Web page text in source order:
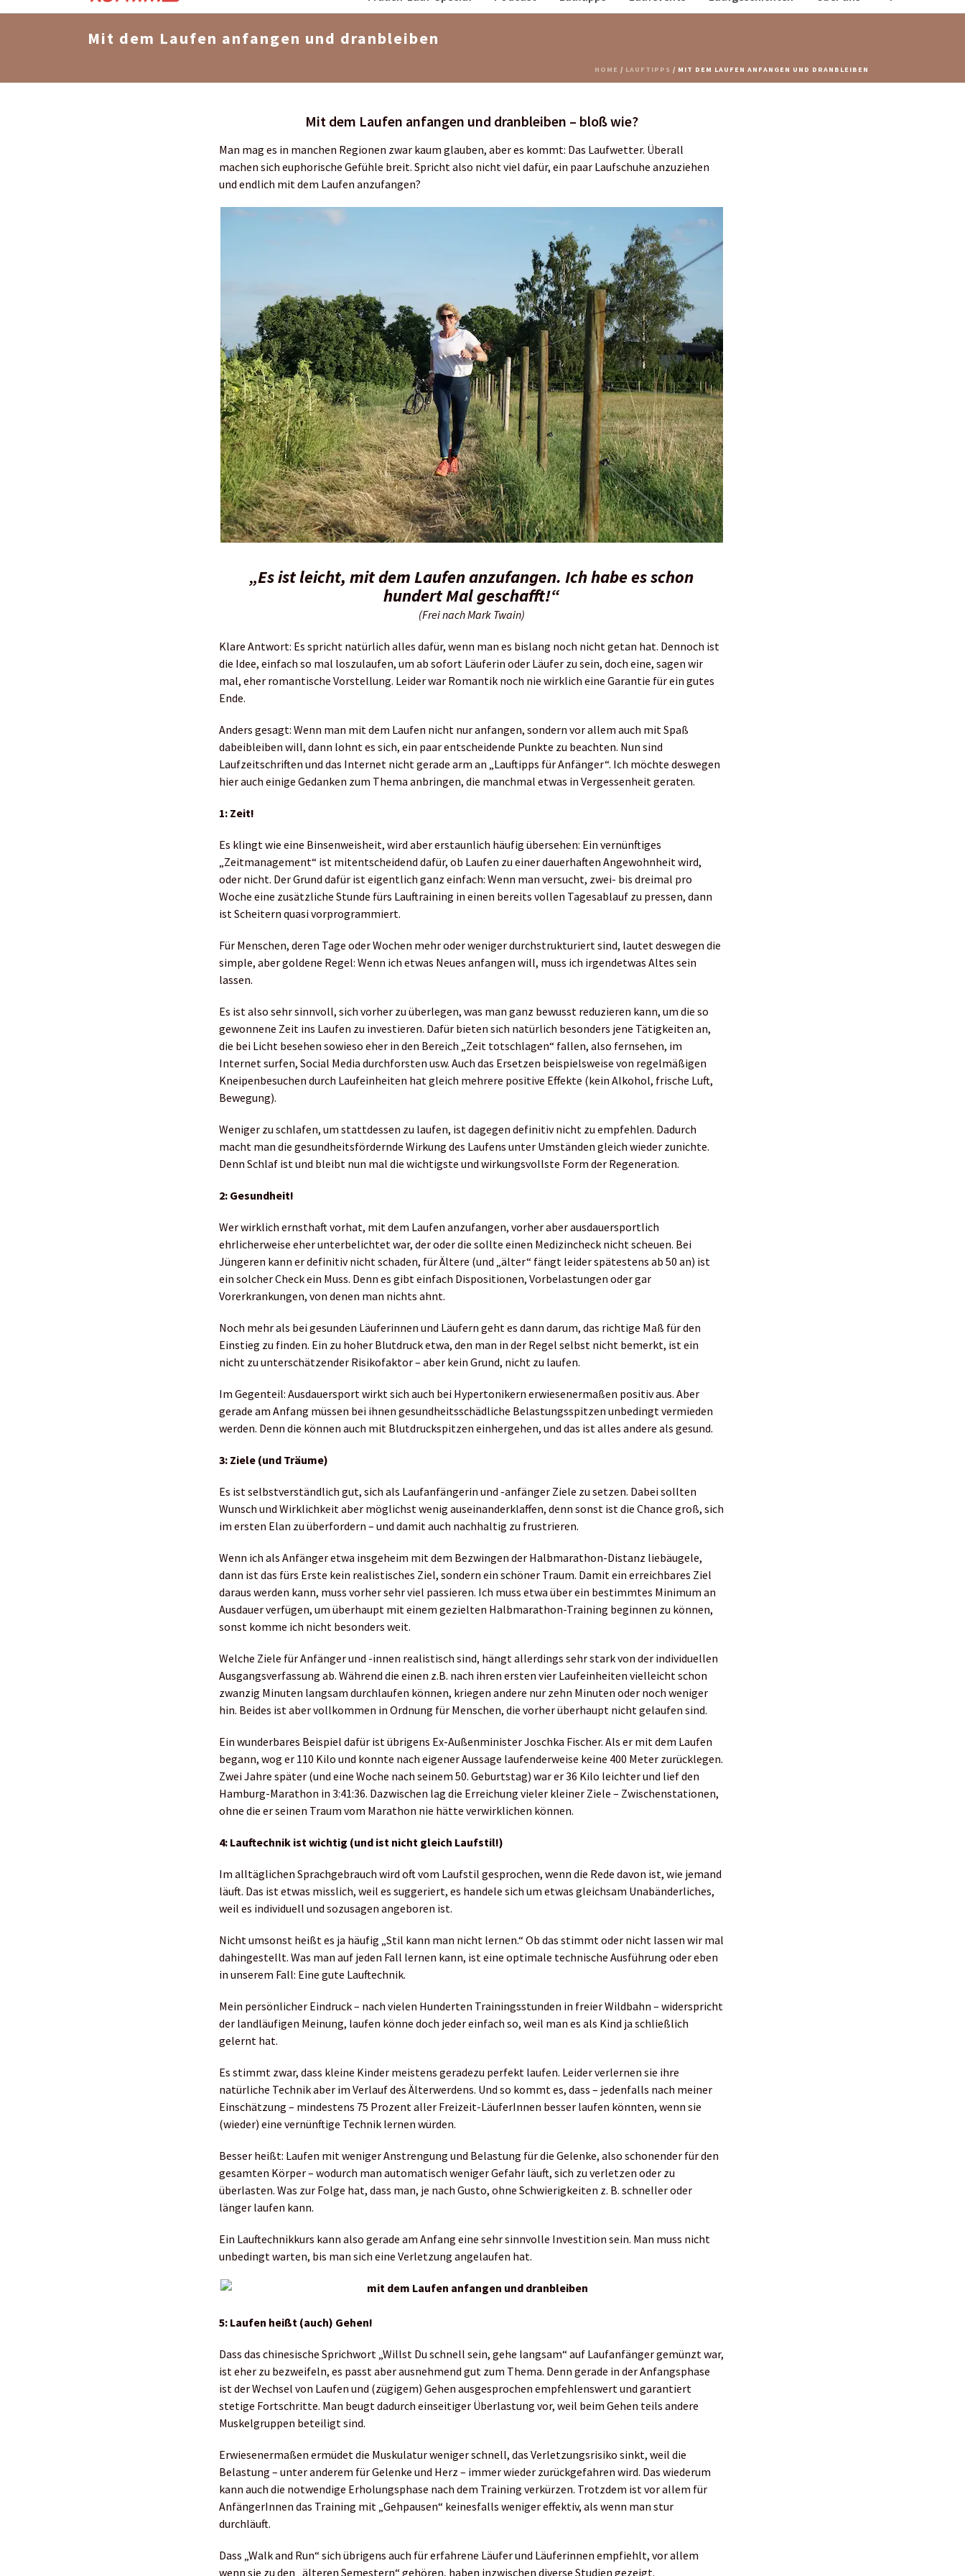
Mit dem Laufen anfangen und dranbleiben
HOME / LAUFTIPPS / MIT DEM LAUFEN ANFANGEN UND DRANBLEIBEN
Mit dem Laufen anfangen und dranbleiben – bloß wie?
Man mag es in manchen Regionen zwar kaum glauben, aber es kommt: Das Laufwetter. Überall
machen sich euphorische Gefühle breit. Spricht also nicht viel dafür, ein paar Laufschuhe anzuziehen
und endlich mit dem Laufen anzufangen?
„Es ist leicht, mit dem Laufen anzufangen. Ich habe es schon
hundert Mal geschafft!“
(Frei nach Mark Twain)
Klare Antwort: Es spricht natürlich alles dafür, wenn man es bislang noch nicht getan hat. Dennoch ist
die Idee, einfach so mal loszulaufen, um ab sofort Läuferin oder Läufer zu sein, doch eine, sagen wir
mal, eher romantische Vorstellung. Leider war Romantik noch nie wirklich eine Garantie für ein gutes
Ende.
Anders gesagt: Wenn man mit dem Laufen nicht nur anfangen, sondern vor allem auch mit Spaß
dabeibleiben will, dann lohnt es sich, ein paar entscheidende Punkte zu beachten. Nun sind
Laufzeitschriften und das Internet nicht gerade arm an „Lauftipps für Anfänger“. Ich möchte deswegen
hier auch einige Gedanken zum Thema anbringen, die manchmal etwas in Vergessenheit geraten.
1: Zeit!
Es klingt wie eine Binsenweisheit, wird aber erstaunlich häufig übersehen: Ein vernünftiges
„Zeitmanagement“ ist mitentscheidend dafür, ob Laufen zu einer dauerhaften Angewohnheit wird,
oder nicht. Der Grund dafür ist eigentlich ganz einfach: Wenn man versucht, zwei- bis dreimal pro
Woche eine zusätzliche Stunde fürs Lauftraining in einen bereits vollen Tagesablauf zu pressen, dann
ist Scheitern quasi vorprogrammiert.
Für Menschen, deren Tage oder Wochen mehr oder weniger durchstrukturiert sind, lautet deswegen die
simple, aber goldene Regel: Wenn ich etwas Neues anfangen will, muss ich irgendetwas Altes sein
lassen.
Es ist also sehr sinnvoll, sich vorher zu überlegen, was man ganz bewusst reduzieren kann, um die so
gewonnene Zeit ins Laufen zu investieren. Dafür bieten sich natürlich besonders jene Tätigkeiten an,
die bei Licht besehen sowieso eher in den Bereich „Zeit totschlagen“ fallen, also fernsehen, im
Internet surfen, Social Media durchforsten usw. Auch das Ersetzen beispielsweise von regelmäßigen
Kneipenbesuchen durch Laufeinheiten hat gleich mehrere positive Effekte (kein Alkohol, frische Luft,
Bewegung).
Weniger zu schlafen, um stattdessen zu laufen, ist dagegen definitiv nicht zu empfehlen. Dadurch
macht man die gesundheitsfördernde Wirkung des Laufens unter Umständen gleich wieder zunichte.
Denn Schlaf ist und bleibt nun mal die wichtigste und wirkungsvollste Form der Regeneration.
2: Gesundheit!
Wer wirklich ernsthaft vorhat, mit dem Laufen anzufangen, vorher aber ausdauersportlich
ehrlicherweise eher unterbelichtet war, der oder die sollte einen Medizincheck nicht scheuen. Bei
Jüngeren kann er definitiv nicht schaden, für Ältere (und „älter“ fängt leider spätestens ab 50 an) ist
ein solcher Check ein Muss. Denn es gibt einfach Dispositionen, Vorbelastungen oder gar
Vorerkrankungen, von denen man nichts ahnt.
Noch mehr als bei gesunden Läuferinnen und Läufern geht es dann darum, das richtige Maß für den
Einstieg zu finden. Ein zu hoher Blutdruck etwa, den man in der Regel selbst nicht bemerkt, ist ein
nicht zu unterschätzender Risikofaktor – aber kein Grund, nicht zu laufen.
Im Gegenteil: Ausdauersport wirkt sich auch bei Hypertonikern erwiesenermaßen positiv aus. Aber
gerade am Anfang müssen bei ihnen gesundheitsschädliche Belastungsspitzen unbedingt vermieden
werden. Denn die können auch mit Blutdruckspitzen einhergehen, und das ist alles andere als gesund.
3: Ziele (und Träume)
Es ist selbstverständlich gut, sich als Laufanfängerin und -anfänger Ziele zu setzen. Dabei sollten
Wunsch und Wirklichkeit aber möglichst wenig auseinanderklaffen, denn sonst ist die Chance groß, sich
im ersten Elan zu überfordern – und damit auch nachhaltig zu frustrieren.
Wenn ich als Anfänger etwa insgeheim mit dem Bezwingen der Halbmarathon-Distanz liebäugele,
dann ist das fürs Erste kein realistisches Ziel, sondern ein schöner Traum. Damit ein erreichbares Ziel
daraus werden kann, muss vorher sehr viel passieren. Ich muss etwa über ein bestimmtes Minimum an
Ausdauer verfügen, um überhaupt mit einem gezielten Halbmarathon-Training beginnen zu können,
sonst komme ich nicht besonders weit.
Welche Ziele für Anfänger und -innen realistisch sind, hängt allerdings sehr stark von der individuellen
Ausgangsverfassung ab. Während die einen z.B. nach ihren ersten vier Laufeinheiten vielleicht schon
zwanzig Minuten langsam durchlaufen können, kriegen andere nur zehn Minuten oder noch weniger
hin. Beides ist aber vollkommen in Ordnung für Menschen, die vorher überhaupt nicht gelaufen sind.
Ein wunderbares Beispiel dafür ist übrigens Ex-Außenminister Joschka Fischer. Als er mit dem Laufen
begann, wog er 110 Kilo und konnte nach eigener Aussage laufenderweise keine 400 Meter zurücklegen.
Zwei Jahre später (und eine Woche nach seinem 50. Geburtstag) war er 36 Kilo leichter und lief den
Hamburg-Marathon in 3:41:36. Dazwischen lag die Erreichung vieler kleiner Ziele – Zwischenstationen,
ohne die er seinen Traum vom Marathon nie hätte verwirklichen können.
4: Lauftechnik ist wichtig (und ist nicht gleich Laufstil!)
Im alltäglichen Sprachgebrauch wird oft vom Laufstil gesprochen, wenn die Rede davon ist, wie jemand
läuft. Das ist etwas misslich, weil es suggeriert, es handele sich um etwas gleichsam Unabänderliches,
weil es individuell und sozusagen angeboren ist.
Nicht umsonst heißt es ja häufig „Stil kann man nicht lernen.“ Ob das stimmt oder nicht lassen wir mal
dahingestellt. Was man auf jeden Fall lernen kann, ist eine optimale technische Ausführung oder eben
in unserem Fall: Eine gute Lauftechnik.
Mein persönlicher Eindruck – nach vielen Hunderten Trainingsstunden in freier Wildbahn – widerspricht
der landläufigen Meinung, laufen könne doch jeder einfach so, weil man es als Kind ja schließlich
gelernt hat.
Es stimmt zwar, dass kleine Kinder meistens geradezu perfekt laufen. Leider verlernen sie ihre
natürliche Technik aber im Verlauf des Älterwerdens. Und so kommt es, dass – jedenfalls nach meiner
Einschätzung – mindestens 75 Prozent aller Freizeit-LäuferInnen besser laufen könnten, wenn sie
(wieder) eine vernünftige Technik lernen würden.
Besser heißt: Laufen mit weniger Anstrengung und Belastung für die Gelenke, also schonender für den
gesamten Körper – wodurch man automatisch weniger Gefahr läuft, sich zu verletzen oder zu
überlasten. Was zur Folge hat, dass man, je nach Gusto, ohne Schwierigkeiten z. B. schneller oder
länger laufen kann.
Ein Lauftechnikkurs kann also gerade am Anfang eine sehr sinnvolle Investition sein. Man muss nicht
unbedingt warten, bis man sich eine Verletzung angelaufen hat.
5: Laufen heißt (auch) Gehen!
Dass das chinesische Sprichwort „Willst Du schnell sein, gehe langsam“ auf Laufanfänger gemünzt war,
ist eher zu bezweifeln, es passt aber ausnehmend gut zum Thema. Denn gerade in der Anfangsphase
ist der Wechsel von Laufen und (zügigem) Gehen ausgesprochen empfehlenswert und garantiert
stetige Fortschritte. Man beugt dadurch einseitiger Überlastung vor, weil beim Gehen teils andere
Muskelgruppen beteiligt sind.
Erwiesenermaßen ermüdet die Muskulatur weniger schnell, das Verletzungsrisiko sinkt, weil die
Belastung – unter anderem für Gelenke und Herz – immer wieder zurückgefahren wird. Das wiederum
kann auch die notwendige Erholungsphase nach dem Training verkürzen. Trotzdem ist vor allem für
AnfängerInnen das Training mit „Gehpausen“ keinesfalls weniger effektiv, als wenn man stur
durchläuft.
Dass „Walk and Run“ sich übrigens auch für erfahrene Läufer und Läuferinnen empfiehlt, vor allem
wenn sie zu den „älteren Semestern“ gehören, haben inzwischen diverse Studien gezeigt.